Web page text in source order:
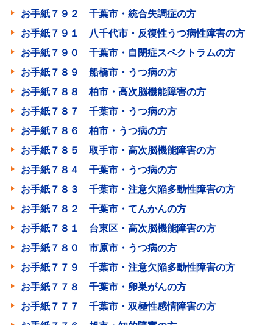
お手紙７９２ 千葉市・統合失調症の方
お手紙７９１ 八千代市・反復性うつ病性障害の方
お手紙７９０ 千葉市・自閉症スペクトラムの方
お手紙７８９ 船橋市・うつ病の方
お手紙７８８ 柏市・高次脳機能障害の方
お手紙７８７ 千葉市・うつ病の方
お手紙７８６ 柏市・うつ病の方
お手紙７８５ 取手市・高次脳機能障害の方
お手紙７８４ 千葉市・うつ病の方
お手紙７８３ 千葉市・注意欠陥多動性障害の方
お手紙７８２ 千葉市・てんかんの方
お手紙７８１ 台東区・高次脳機能障害の方
お手紙７８０ 市原市・うつ病の方
お手紙７７９ 千葉市・注意欠陥多動性障害の方
お手紙７７８ 千葉市・卵巣がんの方
お手紙７７７ 千葉市・双極性感情障害の方